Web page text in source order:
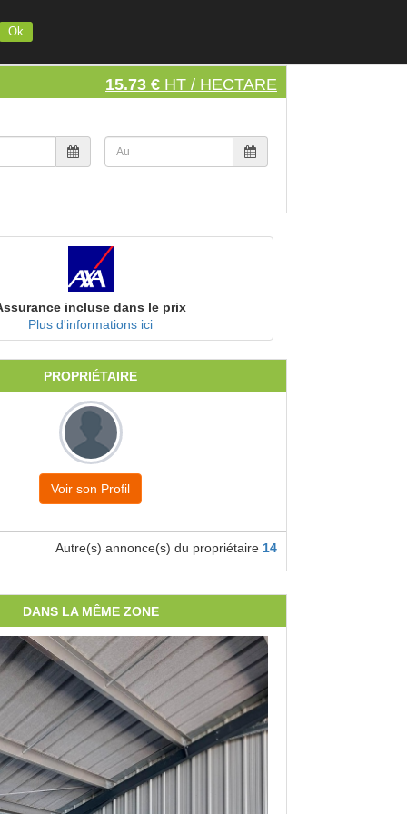
INSCRIVEZ VOTRE MATERIEL
Ok
15.73 € HT / HECTARE
incluse dans le prix
Plus d'informations ici
PROPRIÉTAIRE
Voir son Profil
Autre(s) annonce(s) du propriétaire 14
DANS LA MÊME ZONE